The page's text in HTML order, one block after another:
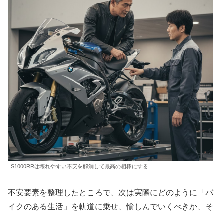
S1000RRは壊れやすい不安を解消して最高の相棒にする
不安要素を整理したところで、次は実際にどのように「バ
イクのある生活」を軌道に乗せ、愉しんでいくべきか、そ